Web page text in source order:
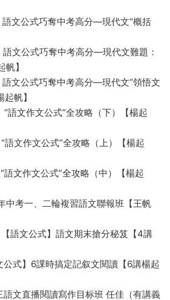
文公式巧奪中考高分—現代文“概括
文公式巧奪中考高分—現代文難題：
】
文公式巧奪中考高分—現代文“領悟文
帆】
語文作文公式”全攻略（下）【楊起
文作文公式”全攻略（上）【楊起
文作文公式”全攻略（中）【楊起
中考一、二輪複習語文聯報班【王帆
語文公式】語文期末搶分秘笈【4講
公式】6課時搞定記叙文閱讀【6講楊起
文直播閱讀寫作目标班 任佳（有講義